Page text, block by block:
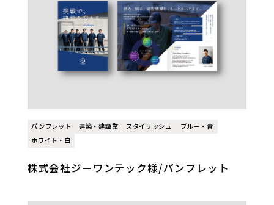
パンフレット 建築・建設業 スタイリッシュ
ブルー・青
ホワイト・白
株式会社ジーワンテック様/パンフレット